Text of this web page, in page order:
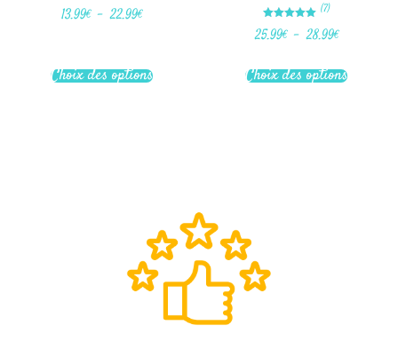
Note
4.00
13.99€ – 22.99€
Choix des options
Note
5.00
(7)
25.99€ – 28.99€
Choix des options